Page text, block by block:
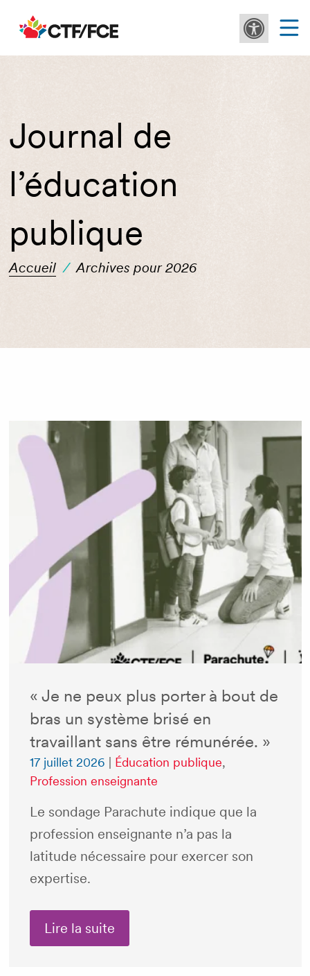
Journal de
l’éducation
publique
Accueil / Archives pour 2026
« Je ne peux plus porter à bout de
bras un système brisé en
travaillant sans être rémunérée. »
17 juillet 2026 Éducation publique,
Profession enseignante
Le sondage Parachute indique que la
profession enseignante n’a pas la
latitude nécessaire pour exercer son
expertise.
Lire la suite